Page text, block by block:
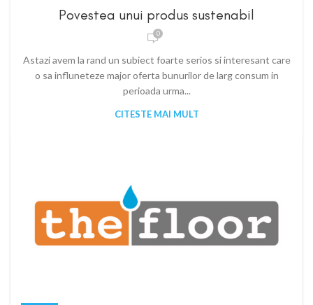
Povestea unui produs sustenabil
0
Astazi avem la rand un subiect foarte serios si interesant care
o sa influneteze major oferta bunurilor de larg consum in
perioada urma...
CITESTE MAI MULT